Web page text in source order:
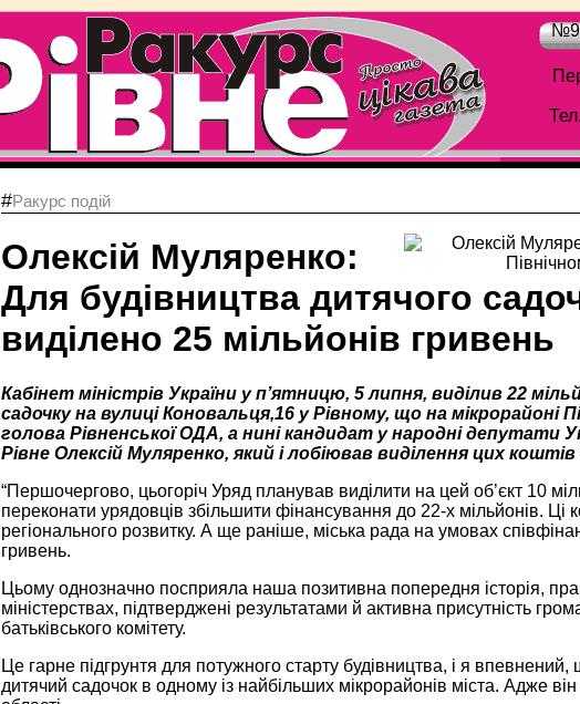
#Ракурс подій
Олексій Муляренко:
Для будівництва дитячого
виділено 25 мільйонів гривень
Кабінет міністрів України у п’ятницю, 5 липня, виділив 22
садочку на вулиці Коновальця,16 у Рівному, що на мікрорайоні
голова Рівненської ОДА, а нині кандидат у народні депутати
Рівне Олексій Муляренко, який і лобіював виділення цих
“Першочергово, цьогоріч Уряд планував виділити на цей об’єкт 10
переконати урядовців збільшити фінансування до 22-х мільйонів. Ці
регіонального розвитку. А ще раніше, міська рада на умовах
гривень.
Цьому однозначно посприяла наша позитивна попередня історія,
міністерствах, підтверджені результатами й активна присутність
батьківського комітету.
Це гарне підгрунтя для потужного старту будівництва, і я
дитячий садочок в одному із найбільших мікрорайонів міста. Адже